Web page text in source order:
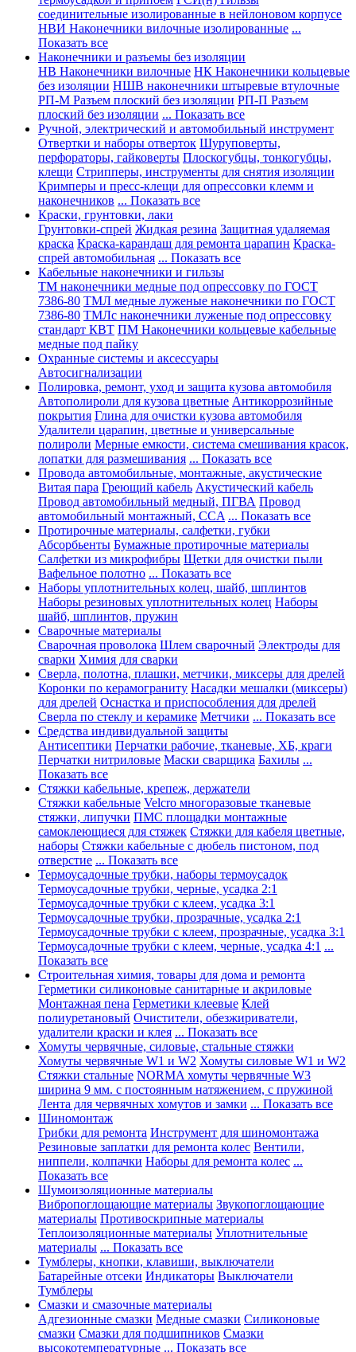
соединительные изолированные в нейлоновом корпусе
НВИ Наконечники вилочные изолированные ...
Показать все
Наконечники и разъемы без изоляции
НВ Наконечники вилочные НК Наконечники кольцевые
без изоляции НШВ наконечники штыревые втулочные
РП-М Разъем плоский без изоляции РП-П Разъем
плоский без изоляции ... Показать все
Ручной, электрический и автомобильный инструмент
Отвертки и наборы отверток Шуруповерты,
перфораторы, гайковерты Плоскогубцы, тонкогубцы,
клещи Стрипперы, инструменты для снятия изоляции
Кримперы и пресс-клещи для опрессовки клемм и
наконечников ... Показать все
Краски, грунтовки, лаки
Грунтовки-спрей Жидкая резина Защитная удаляемая
краска Краска-карандаш для ремонта царапин Краска-
спрей автомобильная ... Показать все
Кабельные наконечники и гильзы
ТМ наконечники медные под опрессовку по ГОСТ
7386-80 ТМЛ медные луженые наконечники по ГОСТ
7386-80 ТМЛс наконечники луженые под опрессовку
стандарт КВТ ПМ Наконечники кольцевые кабельные
медные под пайку
Охранные системы и аксессуары
Автосигнализации
Полировка, ремонт, уход и защита кузова автомобиля
Автополироли для кузова цветные Антикоррозийные
покрытия Глина для очистки кузова автомобиля
Удалители царапин, цветные и универсальные
полироли Мерные емкости, система смешивания красок,
лопатки для размешивания ... Показать все
Провода автомобильные, монтажные, акустические
Витая пара Греющий кабель Акустический кабель
Провод автомобильный медный, ПГВА Провод
автомобильный монтажный, CCA ... Показать все
Протирочные материалы, салфетки, губки
Абсорбьенты Бумажные протирочные материалы
Салфетки из микрофибры Щетки для очистки пыли
Вафельное полотно ... Показать все
Наборы уплотнительных колец, шайб, шплинтов
Наборы резиновых уплотнительных колец Наборы
шайб, шплинтов, пружин
Сварочные материалы
Сварочная проволока Шлем сварочный Электроды для
сварки Химия для сварки
Сверла, полотна, плашки, метчики, миксеры для дрелей
Коронки по керамограниту Насадки мешалки (миксеры)
для дрелей Оснастка и приспособления для дрелей
Сверла по стеклу и керамике Метчики ... Показать все
Средства индивидуальной защиты
Антисептики Перчатки рабочие, тканевые, ХБ, краги
Перчатки нитриловые Маски сварщика Бахилы ...
Показать все
Стяжки кабельные, крепеж, держатели
Стяжки кабельные Velcro многоразовые тканевые
стяжки, липучки ПМС площадки монтажные
самоклеющиеся для стяжек Стяжки для кабеля цветные,
наборы Стяжки кабельные с дюбель пистоном, под
отверстие ... Показать все
Термоусадочные трубки, наборы термоусадок
Термоусадочные трубки, черные, усадка 2:1
Термоусадочные трубки с клеем, усадка 3:1
Термоусадочные трубки, прозрачные, усадка 2:1
Термоусадочные трубки с клеем, прозрачные, усадка 3:1
Термоусадочные трубки с клеем, черные, усадка 4:1 ...
Показать все
Строительная химия, товары для дома и ремонта
Герметики силиконовые санитарные и акриловые
Монтажная пена Герметики клеевые Клей
полиуретановый Очистители, обезжириватели,
удалители краски и клея ... Показать все
Хомуты червячные, силовые, стальные стяжки
Хомуты червячные W1 и W2 Хомуты силовые W1 и W2
Стяжки стальные NORMA хомуты червячные W3
ширина 9 мм. с постоянным натяжением, с пружиной
Лента для червячных хомутов и замки ... Показать все
Шиномонтаж
Грибки для ремонта Инструмент для шиномонтажа
Резиновые заплатки для ремонта колес Вентили,
ниппели, колпачки Наборы для ремонта колес ...
Показать все
Шумоизоляционные материалы
Вибропоглощающие материалы Звукопоглощающие
материалы Противоскрипные материалы
Теплоизоляционные материалы Уплотнительные
материалы ... Показать все
Тумблеры, кнопки, клавиши, выключатели
Батарейные отсеки Индикаторы Выключатели
Тумблеры
Смазки и смазочные материалы
Адгезионные смазки Медные смазки Силиконовые
смазки Смазки для подшипников Смазки
высокотемпературные ... Показать все